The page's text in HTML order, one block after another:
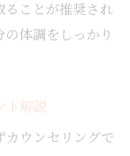
ることが推奨され
体調をしっかり
ト解説
カウンセリングで